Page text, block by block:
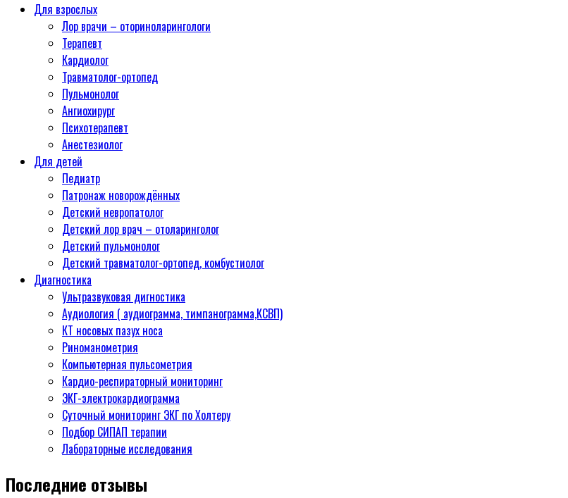
Для взрослых
Лор врачи – оториноларингологи
Терапевт
Кардиолог
Травматолог-ортопед
Пульмонолог
Ангиохирург
Психотерапевт
Aнестезиолог
Для детей
Педиатр
Патронаж новорождённых
Детский невропатолог
Детский лор врач – отоларинголог
Детский пульмонолог
Детский травматолог-ортопед, комбустиолог
Диагностика
Ультразвуковая дигностика
Аудиология ( аудиограмма, тимпанограмма,КСВП)
КТ носовых пазух носа
Риноманометрия
Компьютерная пульсометрия
Кардио-респираторный мониторинг
ЭКГ-электрокардиограмма
Суточный мониторинг ЭКГ по Холтеру
Подбор СИПАП терапии
Лабораторные исследования
Последние отзывы